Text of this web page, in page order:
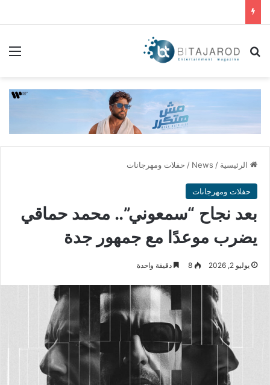
بحث عن
الرئيسية /
News
/ حفلات ومهرجانات
حفلات ومهرجانات
بعد نجاح “سمعوني”.. محمد حماقي
يضرب موعدًا مع جمهور جدة
يوليو 2, 2026 8 دقيقة واحدة